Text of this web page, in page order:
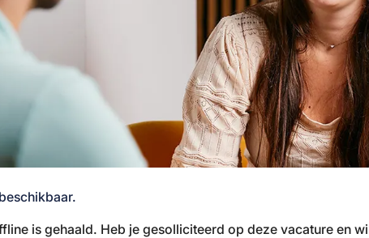
is gehaald. Heb je gesolliciteerd op deze vacature en